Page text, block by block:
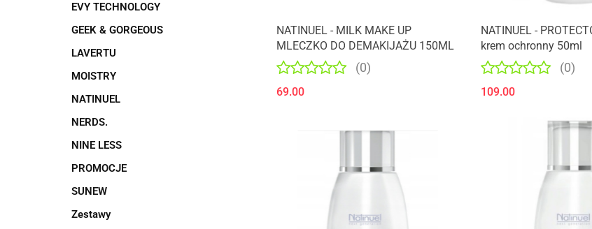
EVY TECHNOLOGY
GEEK & GORGEOUS
LAVERTU
MOISTRY
NATINUEL
NERDS.
NINE LESS
PROMOCJE
SUNEW
Zestawy
NATINUEL - MILK MAKE UP
MLECZKO DO DEMAKIJAŻU 150ML
(0)
69.00
NATINUEL -
krem ochronny 50ml
(0)
109.00